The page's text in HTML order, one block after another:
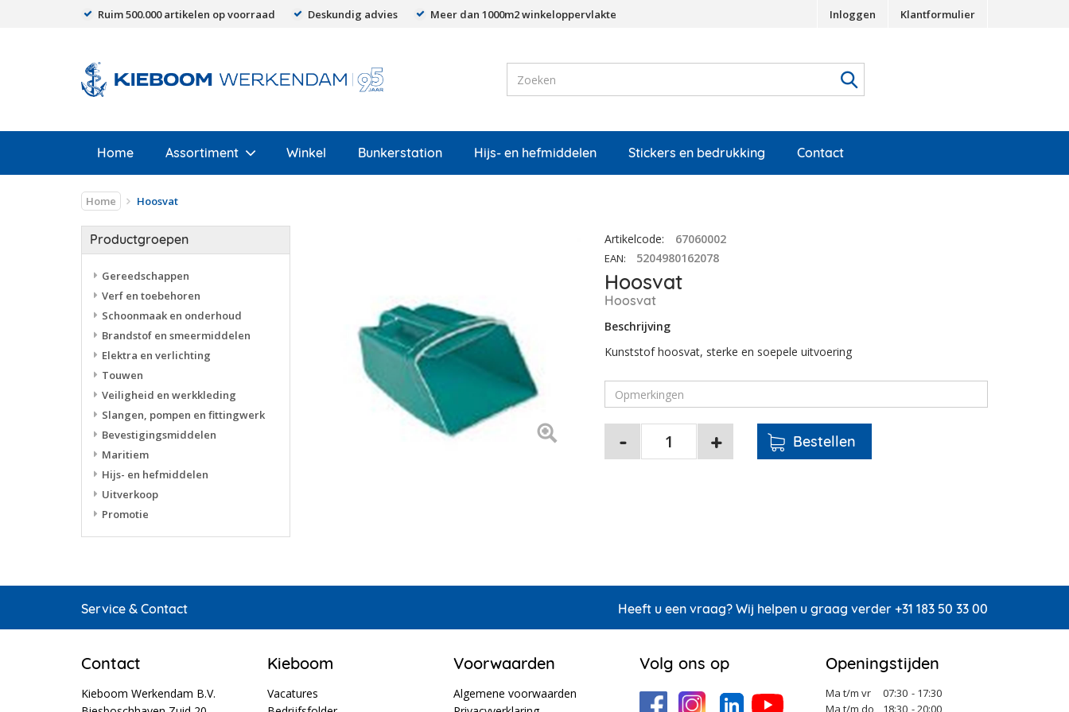
Ruim 500.000 artikelen op voorraad Deskundig advies Meer dan 1000m2 winkeloppervlakte Inloggen Klantformulier
Home Assortiment Winkel Bunkerstation Hijs- en hefmiddelen Stickers en bedrukking Contact
Home Hoosvat
Productgroepen
Gereedschappen
Verf en toebehoren
Schoonmaak en onderhoud
Brandstof en smeermiddelen
Elektra en verlichting
Touwen
Veiligheid en werkkleding
Slangen, pompen en fittingwerk
Bevestigingsmiddelen
Maritiem
Hijs- en hefmiddelen
Uitverkoop
Promotie
Artikelcode: 67060002
EAN: 5204980162078
Hoosvat
Hoosvat
Beschrijving
Kunststof hoosvat, sterke en soepele uitvoering
Service & Contact Heeft u een vraag? Wij helpen u graag verder +31 183 50 33 00
Contact
Kieboom Werkendam B.V.
Kieboom
Vacatures
Voorwaarden
Algemene voorwaarden
Volg ons op Openingstijden
Ma t/m vr 07:30 - 17:30
Ma t/m do
18:30 - 20:00